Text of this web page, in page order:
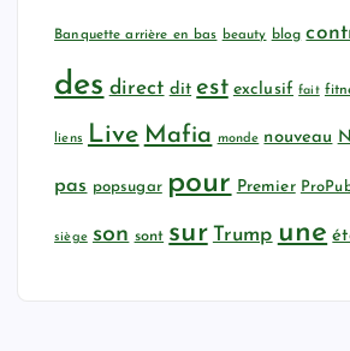
Banquette arrière en bas beauty blog
des direct dit est exclusif fait
liens Live Mafia monde nouveau
pas popsugar pour Premier
siège son sont sur Trump une